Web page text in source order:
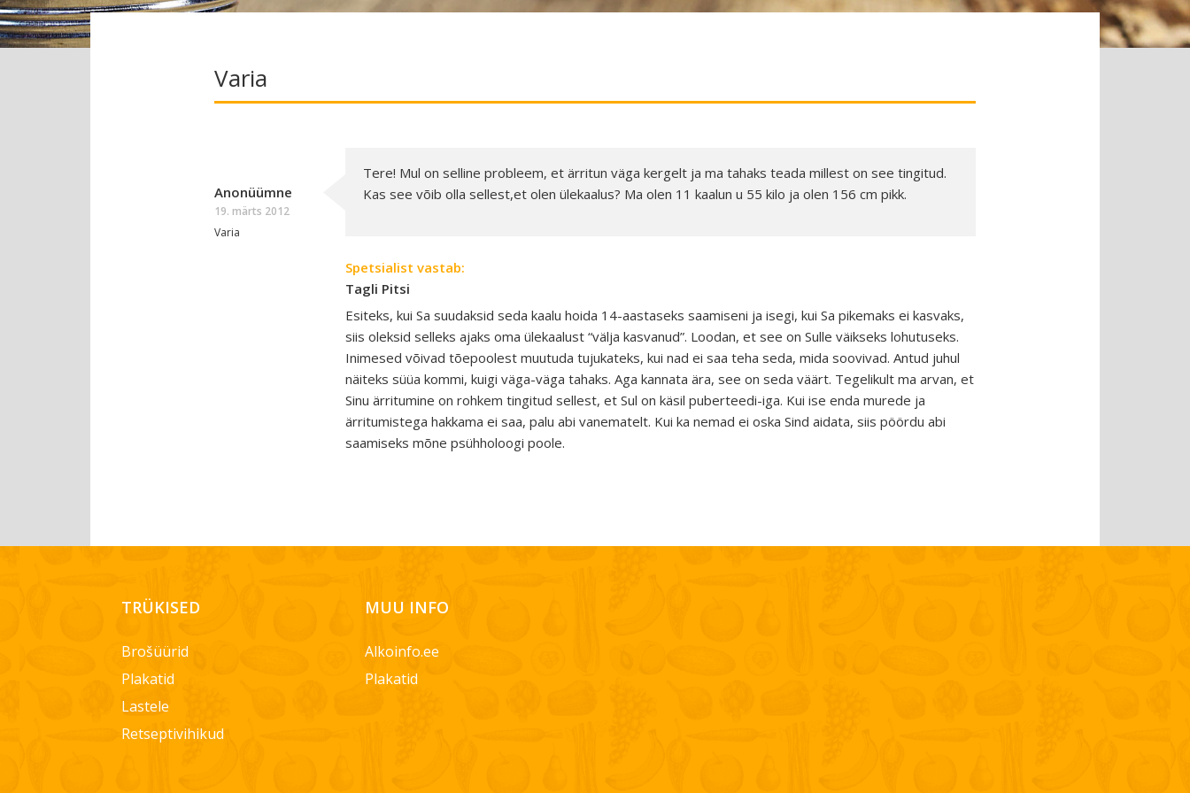
Varia
Anonüümne
19. märts 2012
Varia
Tere! Mul on selline probleem, et ärritun väga kergelt ja ma tahaks teada millest on see tingitud.
Kas see võib olla sellest,et olen ülekaalus? Ma olen 11 kaalun u 55 kilo ja olen 156 cm pikk.
Spetsialist vastab:
Tagli Pitsi
Esiteks, kui Sa suudaksid seda kaalu hoida 14-aastaseks saamiseni ja isegi, kui Sa pikemaks ei kasvaks,
siis oleksid selleks ajaks oma ülekaalust “välja kasvanud”. Loodan, et see on Sulle väikseks lohutuseks.
Inimesed võivad tõepoolest muutuda tujukateks, kui nad ei saa teha seda, mida soovivad. Antud juhul
näiteks süüa kommi, kuigi väga-väga tahaks. Aga kannata ära, see on seda väärt. Tegelikult ma arvan, et
Sinu ärritumine on rohkem tingitud sellest, et Sul on käsil puberteedi-iga. Kui ise enda murede ja
ärritumistega hakkama ei saa, palu abi vanematelt. Kui ka nemad ei oska Sind aidata, siis pöördu abi
saamiseks mõne psühholoogi poole.
TRÜKISED
Brošüürid
Plakatid
Lastele
Retseptivihikud
MUU INFO
Alkoinfo.ee
Plakatid